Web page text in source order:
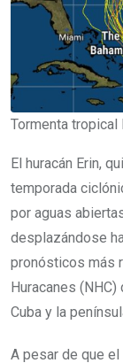
Tormenta tropical
El huracán Erin,
temporada
por aguas
desplazándose
pronósticos más
Huracanes
Cuba y la
A pesar de que